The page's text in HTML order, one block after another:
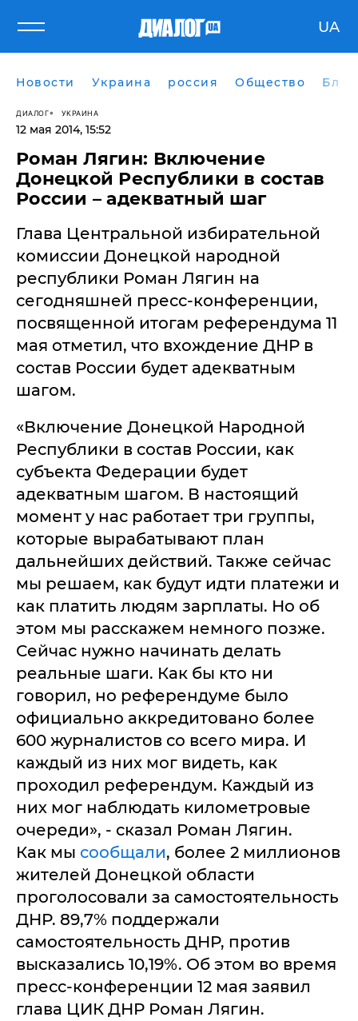
UA
Новости Украина россия Общество
ДИАЛОГ УКРАИНА
12 мая 2014, 15:52
Роман Лягин: Включение
Донецкой Республики в состав
России – адекватный шаг
Глава Центральной избирательной
комиссии Донецкой народной
республики Роман Лягин на
сегодняшней пресс-конференции,
посвященной итогам референдума 11
мая отметил, что вхождение ДНР в
состав России будет адекватным
шагом.
«Включение Донецкой Народной
Республики в состав России, как
субъекта Федерации будет
адекватным шагом. В настоящий
момент у нас работает три группы,
которые вырабатывают план
дальнейших действий. Также сейчас
мы решаем, как будут идти платежи и
как платить людям зарплаты. Но об
этом мы расскажем немного позже.
Сейчас нужно начинать делать
реальные шаги. Как бы кто ни
говорил, но референдуме было
официально аккредитовано более
600 журналистов со всего мира. И
каждый из них мог видеть, как
проходил референдум. Каждый из
них мог наблюдать километровые
очереди», - сказал Роман Лягин.
Как мы сообщали, более 2 миллионов
жителей Донецкой области
проголосовали за самостоятельность
ДНР. 89,7% поддержали
самостоятельность ДНР, против
высказались 10,19%. Об этом во время
пресс-конференции 12 мая заявил
глава ЦИК ДНР Роман Лягин.